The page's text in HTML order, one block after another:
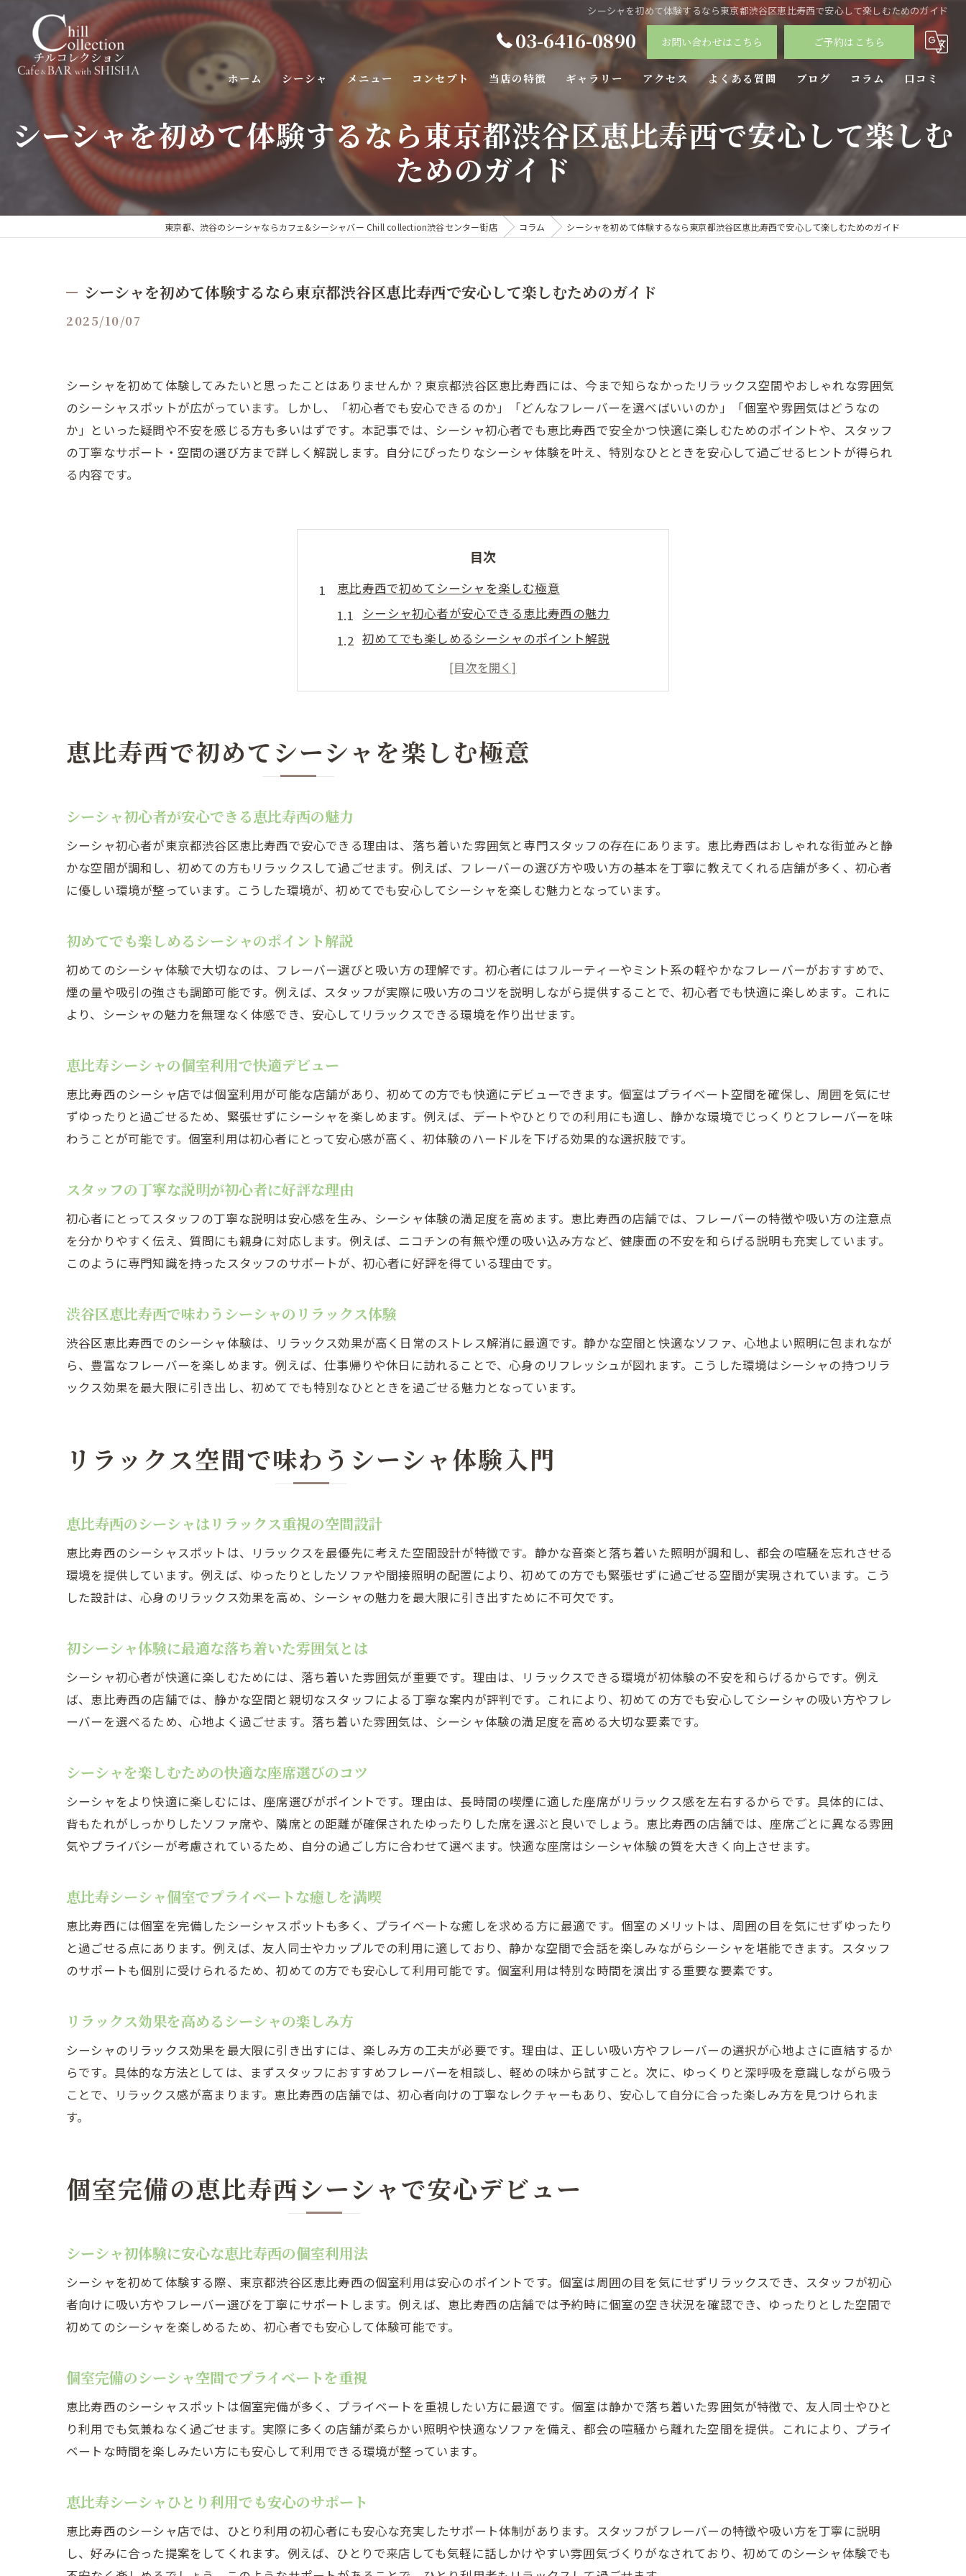
シーシャを初めて体験するなら東京都渋谷区恵比寿西で安心して楽しむためのガイド
03-6416-0890 お問い合わせはこちら ご予約はこちら
ホーム シーシャ メニュー コンセプト 当店の特徴
バー
カフェ
デート
ギャラリー アクセス よくある質問 ブログ コラム 口コミ
シーシャを初めて体験するなら東京都渋谷区恵比寿西で安心して楽しむ
ためのガイド
東京都、渋谷のシーシャならカフェ&シーシャバー Chill collection渋谷センター街店 コラム シーシャを初めて体験するなら東京都渋谷区恵比寿西で安心して楽しむためのガイド
シーシャを初めて体験するなら東京都渋谷区恵比寿西で安心して楽しむためのガイド
2025/10/07
シーシャを初めて体験してみたいと思ったことはありませんか？東京都渋谷区恵比寿西には、今まで知らなかったリラックス空間やおしゃれな雰囲気
のシーシャスポットが広がっています。しかし、「初心者でも安心できるのか」「どんなフレーバーを選べばいいのか」「個室や雰囲気はどうなの
か」といった疑問や不安を感じる方も多いはずです。本記事では、シーシャ初心者でも恵比寿西で安全かつ快適に楽しむためのポイントや、スタッフ
の丁寧なサポート・空間の選び方まで詳しく解説します。自分にぴったりなシーシャ体験を叶え、特別なひとときを安心して過ごせるヒントが得られ
る内容です。
目次
恵比寿西で初めてシーシャを楽しむ極意
シーシャ初心者が安心できる恵比寿西の魅力
初めてでも楽しめるシーシャのポイント解説
恵比寿シーシャの個室利用で快適デビュー
スタッフの丁寧な説明が初心者に好評な理由
リラックス空間で味わうシーシャ体験入門
恵比寿西のシーシャはリラックス重視の空間設計
恵比寿シーシャ個室でプライベートな癒しを満喫
リラックス効果を高めるシーシャの楽しみ方
個室完備の恵比寿西シーシャで安心デビュー
恵比寿シーシャひとり利用でも安心のサポート
デートや女子会に最適な個室シーシャの選び方
落ち着いた個室でシーシャデビューするメリット
恵比寿シーシャで人気のフレーバーを体験しよう
スタッフが教える初めてのシーシャ選びのコツ
自分に合うシーシャの楽しみ方を見つける方法
落ち着いた雰囲気で初シーシャに挑戦するなら
静かな空間で楽しむ恵比寿西のシーシャ体験
落ち着いた雰囲気のシーシャ店を選ぶ理由
恵比寿シーシャはデートや一人利用にも最適
雰囲気重視で選ぶ恵比寿西シーシャの魅力
デートや女子会に最適なシーシャ空間を発見
恵比寿シーシャでデートが盛り上がる理由
女子会にぴったりなおしゃれシーシャ空間とは
シーシャ初心者がデートで気をつけたいポイント
恵比寿西で初めてシーシャを楽しむ極意
シーシャ初心者が安心できる恵比寿西の魅力
シーシャ初心者が東京都渋谷区恵比寿西で安心できる理由は、落ち着いた雰囲気と専門スタッフの存在にあります。恵比寿西はおしゃれな街並みと静
かな空間が調和し、初めての方もリラックスして過ごせます。例えば、フレーバーの選び方や吸い方の基本を丁寧に教えてくれる店舗が多く、初心者
に優しい環境が整っています。こうした環境が、初めてでも安心してシーシャを楽しむ魅力となっています。
初めてでも楽しめるシーシャのポイント解説
初めてのシーシャ体験で大切なのは、フレーバー選びと吸い方の理解です。初心者にはフルーティーやミント系の軽やかなフレーバーがおすすめで、
煙の量や吸引の強さも調節可能です。例えば、スタッフが実際に吸い方のコツを説明しながら提供することで、初心者でも快適に楽しめます。これに
より、シーシャの魅力を無理なく体感でき、安心してリラックスできる環境を作り出せます。
恵比寿シーシャの個室利用で快適デビュー
恵比寿西のシーシャ店では個室利用が可能な店舗があり、初めての方でも快適にデビューできます。個室はプライベート空間を確保し、周囲を気にせ
ずゆったりと過ごせるため、緊張せずにシーシャを楽しめます。例えば、デートやひとりでの利用にも適し、静かな環境でじっくりとフレーバーを味
わうことが可能です。個室利用は初心者にとって安心感が高く、初体験のハードルを下げる効果的な選択肢です。
スタッフの丁寧な説明が初心者に好評な理由
初心者にとってスタッフの丁寧な説明は安心感を生み、シーシャ体験の満足度を高めます。恵比寿西の店舗では、フレーバーの特徴や吸い方の注意点
を分かりやすく伝え、質問にも親身に対応します。例えば、ニコチンの有無や煙の吸い込み方など、健康面の不安を和らげる説明も充実しています。
このように専門知識を持ったスタッフのサポートが、初心者に好評を得ている理由です。
渋谷区恵比寿西で味わうシーシャのリラックス体験
渋谷区恵比寿西でのシーシャ体験は、リラックス効果が高く日常のストレス解消に最適です。静かな空間と快適なソファ、心地よい照明に包まれなが
ら、豊富なフレーバーを楽しめます。例えば、仕事帰りや休日に訪れることで、心身のリフレッシュが図れます。こうした環境はシーシャの持つリラ
ックス効果を最大限に引き出し、初めてでも特別なひとときを過ごせる魅力となっています。
リラックス空間で味わうシーシャ体験入門
恵比寿西のシーシャはリラックス重視の空間設計
恵比寿西のシーシャスポットは、リラックスを最優先に考えた空間設計が特徴です。静かな音楽と落ち着いた照明が調和し、都会の喧騒を忘れさせる
環境を提供しています。例えば、ゆったりとしたソファや間接照明の配置により、初めての方でも緊張せずに過ごせる空間が実現されています。こう
した設計は、心身のリラックス効果を高め、シーシャの魅力を最大限に引き出すために不可欠です。
初シーシャ体験に最適な落ち着いた雰囲気とは
シーシャ初心者が快適に楽しむためには、落ち着いた雰囲気が重要です。理由は、リラックスできる環境が初体験の不安を和らげるからです。例え
ば、恵比寿西の店舗では、静かな空間と親切なスタッフによる丁寧な案内が評判です。これにより、初めての方でも安心してシーシャの吸い方やフレ
ーバーを選べるため、心地よく過ごせます。落ち着いた雰囲気は、シーシャ体験の満足度を高める大切な要素です。
シーシャを楽しむための快適な座席選びのコツ
シーシャをより快適に楽しむには、座席選びがポイントです。理由は、長時間の喫煙に適した座席がリラックス感を左右するからです。具体的には、
背もたれがしっかりしたソファ席や、隣席との距離が確保されたゆったりした席を選ぶと良いでしょう。恵比寿西の店舗では、座席ごとに異なる雰囲
気やプライバシーが考慮されているため、自分の過ごし方に合わせて選べます。快適な座席はシーシャ体験の質を大きく向上させます。
恵比寿シーシャ個室でプライベートな癒しを満喫
恵比寿西には個室を完備したシーシャスポットも多く、プライベートな癒しを求める方に最適です。個室のメリットは、周囲の目を気にせずゆったり
と過ごせる点にあります。例えば、友人同士やカップルでの利用に適しており、静かな空間で会話を楽しみながらシーシャを堪能できます。スタッフ
のサポートも個別に受けられるため、初めての方でも安心して利用可能です。個室利用は特別な時間を演出する重要な要素です。
リラックス効果を高めるシーシャの楽しみ方
シーシャのリラックス効果を最大限に引き出すには、楽しみ方の工夫が必要です。理由は、正しい吸い方やフレーバーの選択が心地よさに直結するか
らです。具体的な方法としては、まずスタッフにおすすめフレーバーを相談し、軽めの味から試すこと。次に、ゆっくりと深呼吸を意識しながら吸う
ことで、リラックス感が高まります。恵比寿西の店舗では、初心者向けの丁寧なレクチャーもあり、安心して自分に合った楽しみ方を見つけられま
す。
個室完備の恵比寿西シーシャで安心デビュー
シーシャ初体験に安心な恵比寿西の個室利用法
シーシャを初めて体験する際、東京都渋谷区恵比寿西の個室利用は安心のポイントです。個室は周囲の目を気にせずリラックスでき、スタッフが初心
者向けに吸い方やフレーバー選びを丁寧にサポートします。例えば、恵比寿西の店舗では予約時に個室の空き状況を確認でき、ゆったりとした空間で
初めてのシーシャを楽しめるため、初心者でも安心して体験可能です。
個室完備のシーシャ空間でプライベートを重視
恵比寿西のシーシャスポットは個室完備が多く、プライベートを重視したい方に最適です。個室は静かで落ち着いた雰囲気が特徴で、友人同士やひと
り利用でも気兼ねなく過ごせます。実際に多くの店舗が柔らかい照明や快適なソファを備え、都会の喧騒から離れた空間を提供。これにより、プライ
ベートな時間を楽しみたい方にも安心して利用できる環境が整っています。
恵比寿シーシャひとり利用でも安心のサポート
恵比寿西のシーシャ店では、ひとり利用の初心者にも安心な充実したサポート体制があります。スタッフがフレーバーの特徴や吸い方を丁寧に説明
し、好みに合った提案をしてくれます。例えば、ひとりで来店しても気軽に話しかけやすい雰囲気づくりがなされており、初めてのシーシャ体験でも